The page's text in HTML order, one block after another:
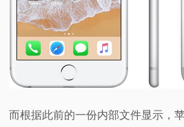
而根据此前的一份内部文件显示，